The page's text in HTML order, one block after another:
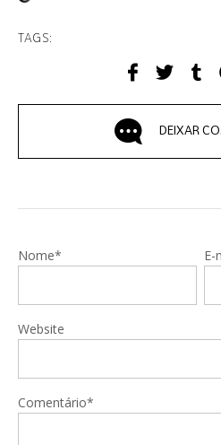
TAGS:
DEIXAR
Nome* E-
Website
Comentário*